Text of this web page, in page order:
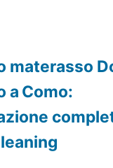
materasso
a Como: